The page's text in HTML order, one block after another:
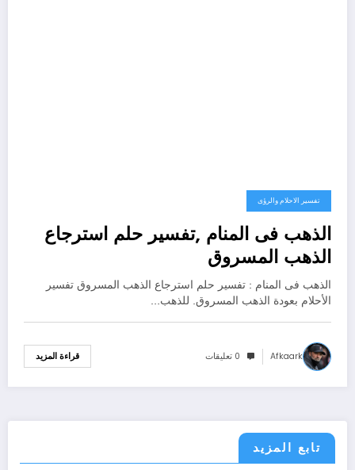
تفسير الاحلام والرؤى
الذهب فى المنام ,تفسير حلم استرجاع
الذهب المسروق
الذهب فى المنام : تفسير حلم استرجاع الذهب المسروق تفسير
الأحلام بعودة الذهب المسروق. للذهب…
Afkaark 0 تعليقات قراءة المزيد
تابع المزيد